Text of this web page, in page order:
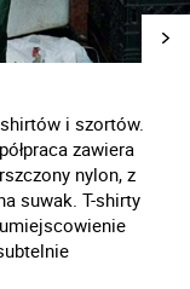
i szortów.
zawiera
nylon, z
suwak. T-shirty